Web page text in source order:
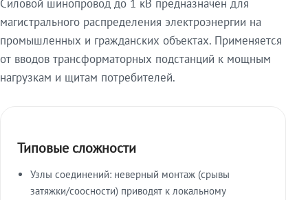
Силовой шинопровод до 1 кВ предназначен для
магистрального распределения электроэнергии на
промышленных и гражданских объектах. Применяется
от вводов трансформаторных подстанций к мощным
нагрузкам и щитам потребителей.
Типовые сложности
Узлы соединений: неверный монтаж (срывы
затяжки/соосности) приводят к локальному